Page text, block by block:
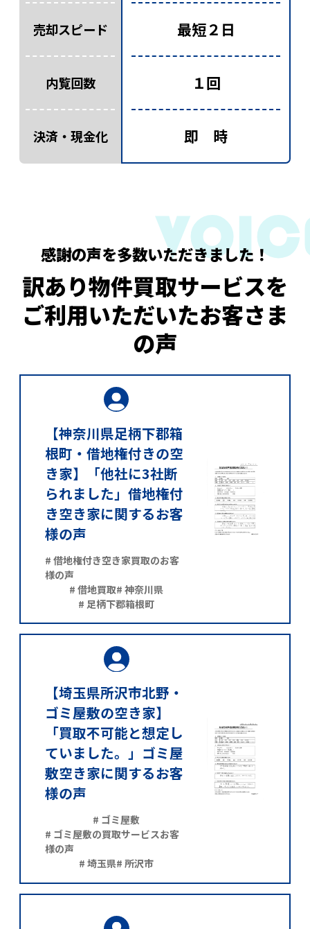
売却スピード
内覧回数
決済・現金化
最短２日
１回
即 時
感謝の声を多数いただきました！
訳あり物件買取サービスを
ご利用いただいたお客さま
の声
【神奈川県足柄下郡箱
根町・借地権付きの空
き家】「他社に3社断
られました」借地権付
き空き家に関するお客
様の声
# 借地権付き空き家買取のお客
様の声
# 借地買取# 神奈川県
# 足柄下郡箱根町
【埼玉県所沢市北野・
ゴミ屋敷の空き家】
「買取不可能と想定し
ていました。」ゴミ屋
敷空き家に関するお客
様の声
# ゴミ屋敷
# ゴミ屋敷の買取サービスお客
様の声
# 埼玉県# 所沢市